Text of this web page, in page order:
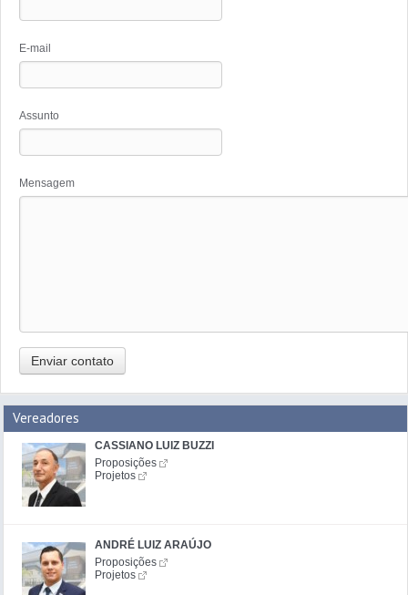
E-mail
Assunto
Mensagem
Enviar contato
Vereadores
CASSIANO LUIZ BUZZI
Proposições
Projetos
ANDRÉ LUIZ ARAÚJO
Proposições
Projetos